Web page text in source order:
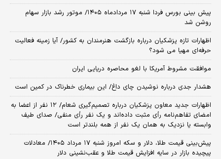
پیش بینی بورس فردا شنبه ۱۷ مردادماه ۱۴۰۵/ موتور رشد بازار سهام
روشن شد
اظهارات تازه پزشکیان درباره بازگشت هنرمندان به کشور/ آیا زمینه فعالیت
حرفه‌ای مهیا می شود؟
موافقت مشروط آمریکا با لغو محاصره دریایی ایران
هشدار جدی درباره نوشیدن چای داغ/ این بیماری خطرناک در کمین است
اظهارات جدید معاون پزشکیان درباره تصمیم‌گیری شعام/ ۱۲ نفر از اعضا به
امضای تفاهم‌نامه رأی مثبت داده‌اند و یک نفر رأی منفی/ صدای طیف
وابسته یا نزدیک به همان یک نفر از همه بلندتر است
پیش‌بینی قیمت طلا، دلار و سکه امروز شنبه ۱۷ مرداد ۱۴۰۵/ معادلات
پیچیده بازار در سایه افزایش قیمت طلا و عقب‌نشینی دلار